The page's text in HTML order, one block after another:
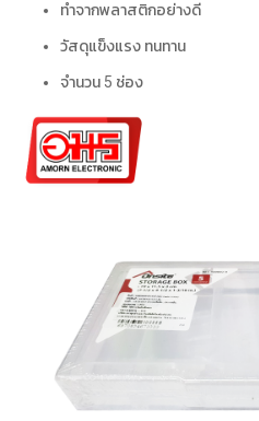
ทำจากพลาสติกอย่างดี
วัสดุแข็งแรง ทนทาน
จำนวน 5 ช่อง